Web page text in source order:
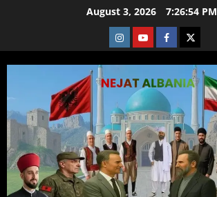
August 3, 2026 7:26:54 PM
Instagram
YoutubeFacebook
X